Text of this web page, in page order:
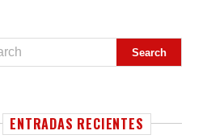
ENTRADAS RECIENTES